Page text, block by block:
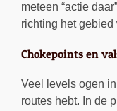
meteen “actie
richting het gebied
Chokepoints en
Veel levels ogen
routes hebt. In de